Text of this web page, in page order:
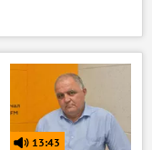
13:43